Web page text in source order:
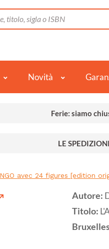
Novità
Ferie: siamo
LE
avec 24 figures [edition
Autore:
Titolo: